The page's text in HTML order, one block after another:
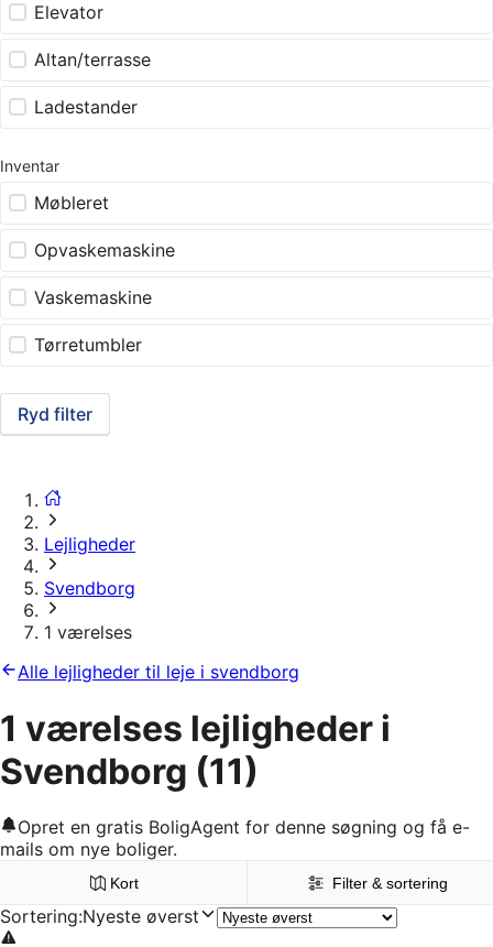
Elevator
Altan/terrasse
Ladestander
Inventar
Møbleret
Opvaskemaskine
Vaskemaskine
Tørretumbler
Ryd filter
Lejligheder
Svendborg
1 værelses
Alle lejligheder til leje i svendborg
1 værelses lejligheder i
Svendborg (11)
Opret en gratis BoligAgent for denne søgning og få e-
mails om nye boliger.
Kort Filter & sortering
Sortering:Nyeste øverst